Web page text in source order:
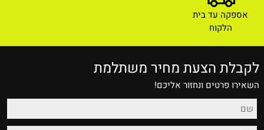
אספקה עד בית
הלקוח
לקבלת הצעת מחיר משתלמת
השאירו פרטים ונחזור אליכם!